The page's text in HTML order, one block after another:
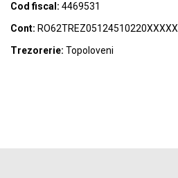
Cod fiscal: 4469531
Cont: RO62TREZ05124510220XXXXX
Trezorerie: Topoloveni